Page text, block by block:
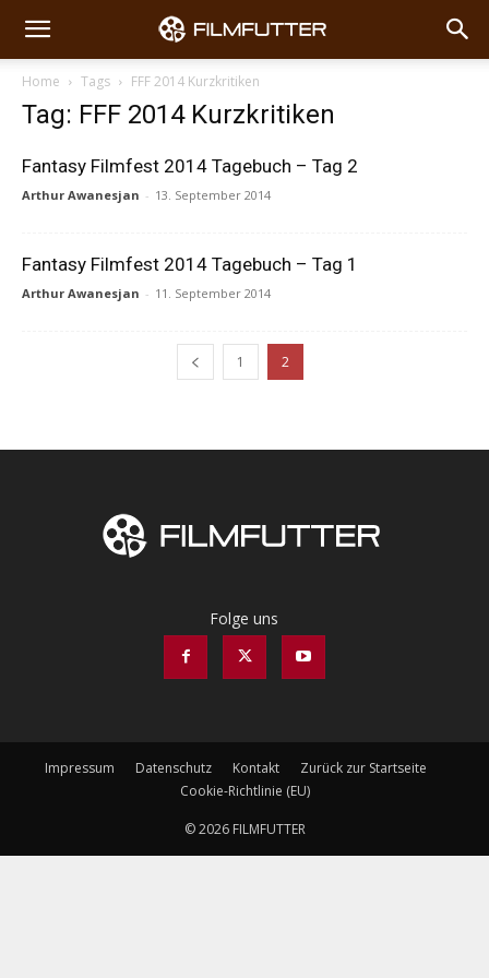
Home Tags FFF 2014 Kurzkritiken
Tag: FFF 2014 Kurzkritiken
Fantasy Filmfest 2014 Tagebuch – Tag 2
Arthur Awanesjan - 13. September 2014
Fantasy Filmfest 2014 Tagebuch – Tag 1
Arthur Awanesjan - 11. September 2014
1 2
Folge uns
Impressum Datenschutz Kontakt
Zurück zur Startseite
Cookie-Richtlinie (EU)
© 2026 FILMFUTTER